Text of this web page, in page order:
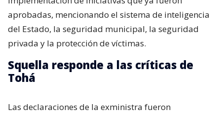
aprobadas, mencionando el sistema de inteligencia
del Estado, la seguridad municipal, la seguridad
privada y la protección de víctimas.
Squella responde a las críticas de
Tohá
Las declaraciones de la exministra fueron